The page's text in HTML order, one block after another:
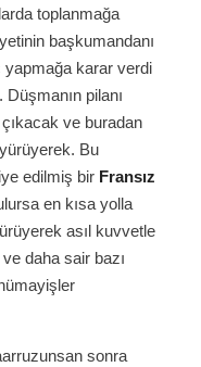
toplanmağa
başkumandanı
yapmağa karar verdi
pilanı
ve buradan
Bu
edilmiş bir Fransız
en kısa yolla
asıl kuvvetle
daha sair bazı
sonra